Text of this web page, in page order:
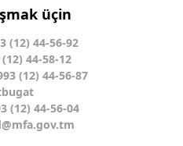
üçin
(12) 44-56-92
44-58-12
(12) 44-56-87
(12) 44-56-04